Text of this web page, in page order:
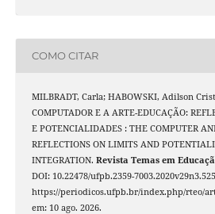
COMO CITAR
MILBRADT, Carla; HABOWSKI, Adilson
COMPUTADOR E A ARTE-EDUCAÇÃO:
E POTENCIALIDADES : THE COMPUTER
REFLECTIONS ON LIMITS AND
INTEGRATION. Revista Temas em
DOI: 10.22478/ufpb.2359-
https://periodicos.ufpb.br/index.php/rteo/
em: 10 ago. 2026.